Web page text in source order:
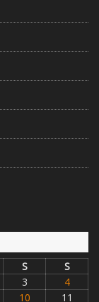
S
S
3
4
10 11